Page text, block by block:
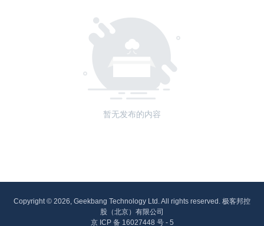
暂无发布的内容
Copyright © 2026, Geekbang Technology Ltd. All rights reserved. 极客邦控
股（北京）有限公司
京 ICP 备 16027448 号 - 5